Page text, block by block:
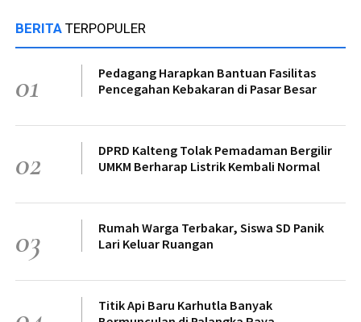
BERITA TERPOPULER
01
Pedagang Harapkan Bantuan Fasilitas
Pencegahan Kebakaran di Pasar Besar
02
DPRD Kalteng Tolak Pemadaman Bergilir
UMKM Berharap Listrik Kembali Normal
03
Rumah Warga Terbakar, Siswa SD Panik
Lari Keluar Ruangan
Titik Api Baru Karhutla Banyak